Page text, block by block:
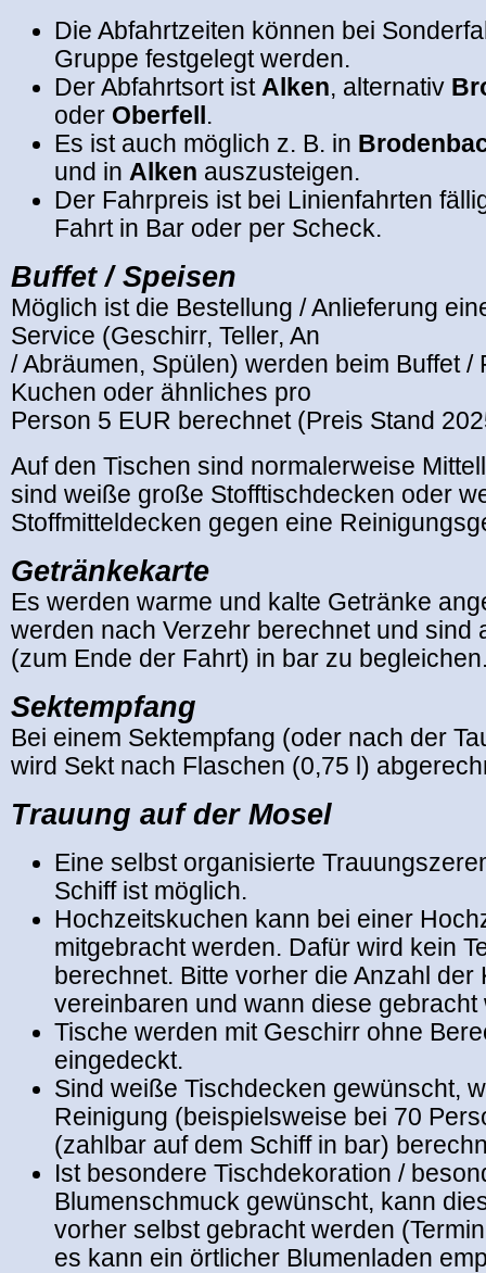
Die Abfahrtzeiten können bei
Gruppe festgelegt werden.
Der Abfahrtsort ist Alken, alternativ
oder Oberfell .
Es ist auch möglich z. B. in
und in Alken auszusteigen.
Der Fahrpreis ist bei Linienfahrten
Fahrt in Bar oder per Scheck.
Buffet / Speisen
Möglich ist die Bestellung / Anlieferung
Service (Geschirr, Teller, An
/ Abräumen, Spülen) werden beim Buffet /
Kuchen oder ähnliches pro
Person 5 EUR berechnet (Preis Stand
Auf den Tischen sind normalerweise
sind weiße große Stofftischdecken oder
Stoffmitteldecken gegen eine
Getränkekarte
Es werden warme und kalte Getränke
werden nach Verzehr berechnet und sind
(zum Ende der Fahrt) in bar zu
Sektempfang
Bei einem Sektempfang (oder nach der
wird Sekt nach Flaschen (0,75 l)
Trauung auf der Mosel
Eine selbst organisierte
Schiff ist möglich.
Hochzeitskuchen kann bei einer
mitgebracht werden. Dafür wird kein
berechnet. Bitte vorher die Anzahl der
vereinbaren und wann diese gebracht
Tische werden mit Geschirr ohne
eingedeckt.
Sind weiße Tischdecken gewünscht,
Reinigung (beispielsweise bei 70
(zahlbar auf dem Schiff in bar)
Ist besondere Tischdekoration /
Blumenschmuck gewünscht, kann
vorher selbst gebracht werden
es kann ein örtlicher Blumenladen